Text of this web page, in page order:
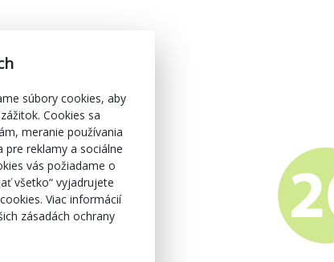
súbory cookies, aby
Cookies sa
meranie používania
pre reklamy a sociálne
vás požiadame o
všetko“ vyjadrujete
Viac informácií
zásadách ochrany